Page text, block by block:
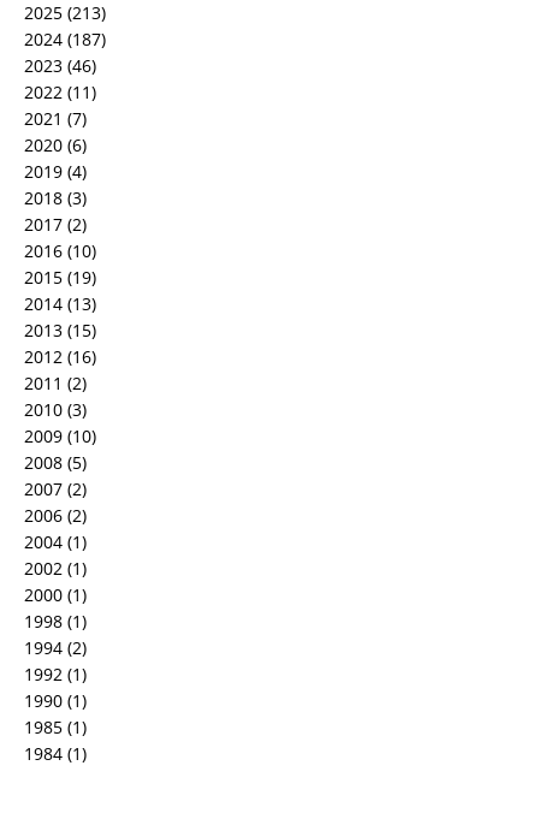
2025 (213)
2024 (187)
2023 (46)
2022 (11)
2021 (7)
2020 (6)
2019 (4)
2018 (3)
2017 (2)
2016 (10)
2015 (19)
2014 (13)
2013 (15)
2012 (16)
2011 (2)
2010 (3)
2009 (10)
2008 (5)
2007 (2)
2006 (2)
2004 (1)
2002 (1)
2000 (1)
1998 (1)
1994 (2)
1992 (1)
1990 (1)
1985 (1)
1984 (1)